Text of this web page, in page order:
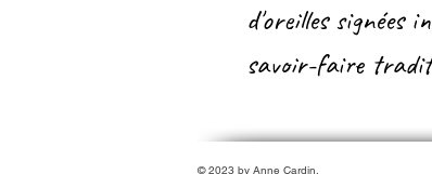
d'oreilles signées
savoir-faire
© 2023 by Anne Cardin.